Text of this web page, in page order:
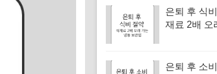
은퇴 후 식
재료 2배 오
은퇴 후 소